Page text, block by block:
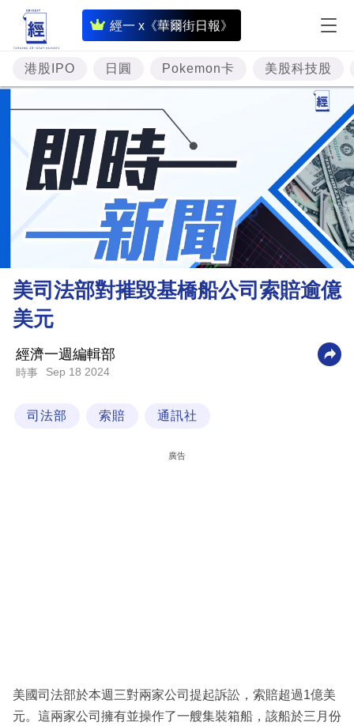
經一 x《華爾街日報》
即
時
財
經
專
題
投
資
樓
市
財
業
科
區
港股IPO 日圓 Pokemon卡 美股科技股
美司法部對摧毀基橋船公司索賠逾億
美元
經濟一週編輯部
時事 Sep 18 2024
司法部 索賠 通訊社
廣告
美國司法部於本週三對兩家公司提起訴訟，索賠超過1億美
元。這兩家公司擁有並操作了一艘集裝箱船，該船於三月份